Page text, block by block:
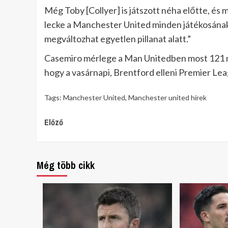
Még Toby [Collyer] is játszott néha előtte, és
lecke a Manchester United minden
megváltozhat egyetlen pillanat alatt.”
Casemiro mérlege a Man Unitedben most
hogy a vasárnapi, Brentford elleni Premier
Tags: Manchester United, Manchester united hírek
Continue
Előző
Még több cikk